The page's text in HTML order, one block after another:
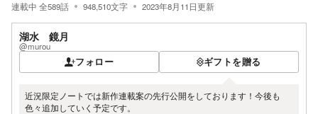
連載中 全589話 948,510文字 2023年8月11日更新
湖水 鏡月
@murou
フォロー ギフトを贈る
近況限定ノートでは新作連載案の先行公開をしております！今後も
色々追加していく予定です。